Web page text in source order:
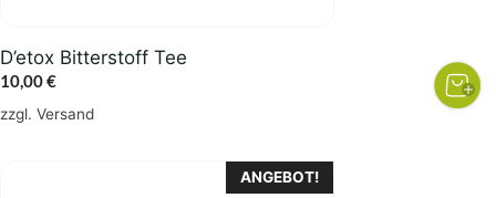
D’etox Bitterstoff Tee
10,00€
zzgl. Versand
ANGEBOT!